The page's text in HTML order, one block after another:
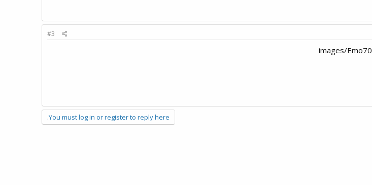
#3
You must log in or register to reply here.